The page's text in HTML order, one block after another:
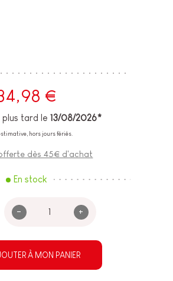
€
plus tard le 13/08/2026*
hors jours fériés.
dès 45€ d'achat
En stock
- +
À MON PANIER